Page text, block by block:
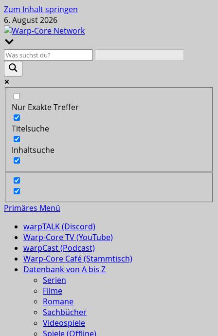
Zum Inhalt springen
6. August 2026
Nur Exakte Treffer
Titelsuche
Inhaltsuche
Primäres Menü
warpTALK (Discord)
Warp-Core TV (YouTube)
warpCast (Podcast)
Warp-Core Café (Stammtisch)
Datenbank von A bis Z
Serien
Filme
Romane
Sachbücher
Videospiele
Spiele (Offline)